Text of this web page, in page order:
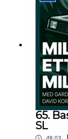
65.
SL